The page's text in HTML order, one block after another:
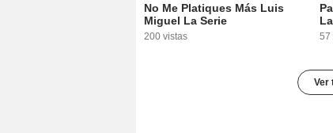
No Me Platiques Más Luis
Miguel La Serie
200 vistas 57
Ver